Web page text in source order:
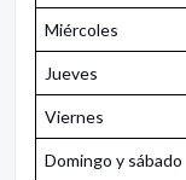
Miércoles
Jueves
Viernes
Domingo y sábado